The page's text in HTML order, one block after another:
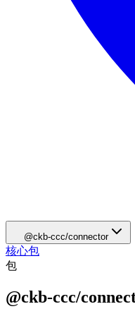
@ckb-ccc/connector
核心包
包
@ckb-ccc/